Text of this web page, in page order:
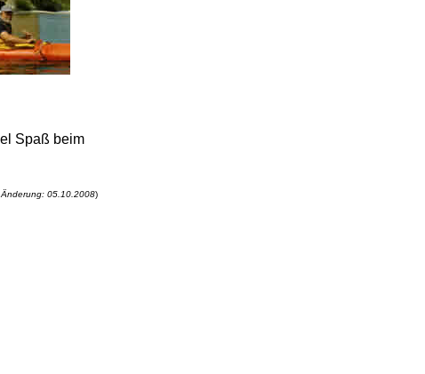
Spaß beim
05.10.2008)